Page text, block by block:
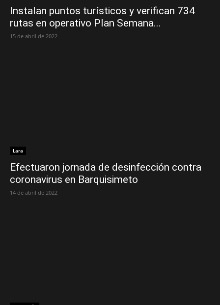
Instalan puntos turísticos y verifican 734
rutas en operativo Plan Semana...
15 de abril de 2022
Lara
Efectuaron jornada de desinfección contra
coronavirus en Barquisimeto
14 de abril de 2022